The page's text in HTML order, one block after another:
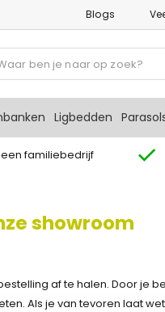
Blogs
Ligbedden
familiebedrijf
showroom
af te halen. Door je
Als je van tevoren laat